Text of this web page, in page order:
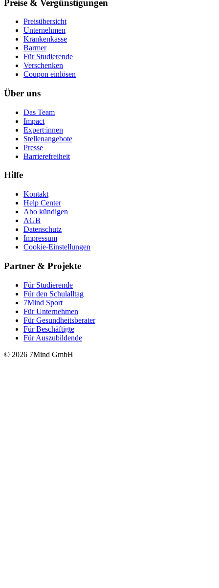
Preise & Vergünstigungen
Preisübersicht
Unternehmen
Krankenkasse
Barmer
Für Studierende
Ver­schen­ken
Coupon einlösen
Über uns
Das Team
Impact
Expert:innen
Stellenangebote
Presse
Barrierefreiheit
Hilfe
Kontakt
Help Center
Abo kündigen
AGB
Datenschutz
Impressum
Cookie-Einstellungen
Partner & Projekte
Für Stu­die­rende
Für den Schulalltag
7Mind Sport
Für Unter­neh­men
Für Gesund­heits­be­ra­ter
Für Beschäftigte
Für Auszubildende
© 2026 7Mind GmbH